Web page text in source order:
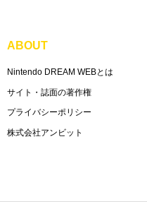
ABOUT
Nintendo DREAM WEBとは
サイト・誌面の著作権
プライバシーポリシー
株式会社アンビット